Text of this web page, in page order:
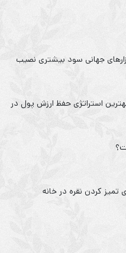
جهانی سود بیشتری نصیب
خرید ساچمه نقره ۹۹۹ بهترین استراتژی حفظ ارزش پول در